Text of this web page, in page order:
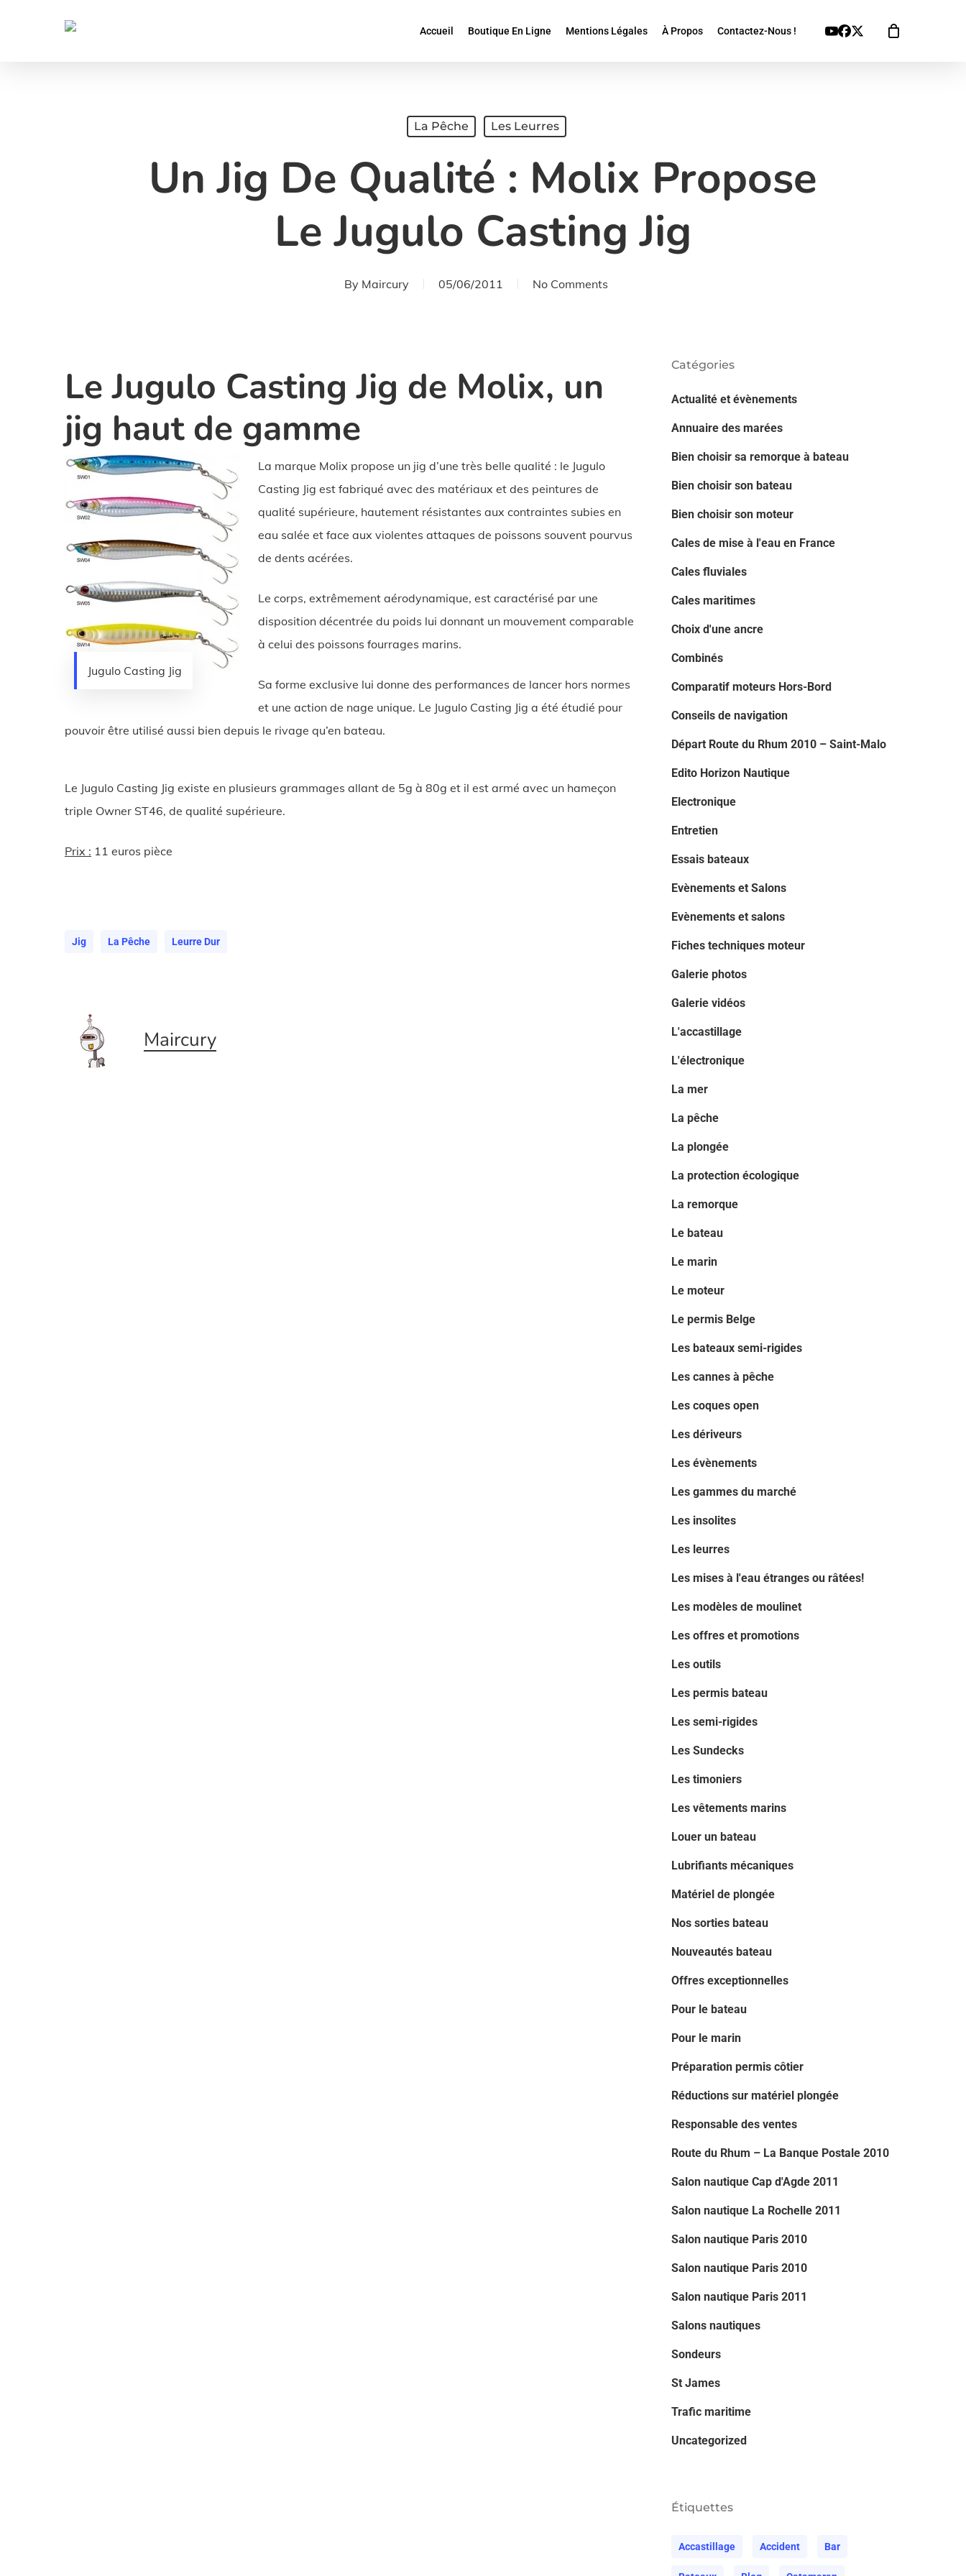
Accueil Boutique En Ligne Mentions Légales À Propos Contactez-Nous ! Youtube
Facebook
X
Twitter
La Pêche Les Leurres
Un Jig De Qualité : Molix Propose
Le Jugulo Casting Jig
By Maircury 05/06/2011 No Comments
Le Jugulo Casting Jig de Molix, un
jig haut de gamme
Jugulo Casting Jig
La marque Molix propose un jig d’une très belle qualité : le Jugulo
Casting Jig est fabriqué avec des matériaux et des peintures de
qualité supérieure, hautement résistantes aux contraintes subies en
eau salée et face aux violentes attaques de poissons souvent pourvus
de dents acérées.
Le corps, extrêmement aérodynamique, est caractérisé par une
disposition décentrée du poids lui donnant un mouvement comparable
à celui des poissons fourrages marins.
Sa forme exclusive lui donne des performances de lancer hors normes
et une action de nage unique. Le Jugulo Casting Jig a été étudié pour
pouvoir être utilisé aussi bien depuis le rivage qu’en bateau.
Le Jugulo Casting Jig existe en plusieurs grammages allant de 5g à 80g et il est armé avec un hameçon
triple Owner ST46, de qualité supérieure.
Prix : 11 euros pièce
Jig La Pêche Leurre Dur
Maircury
Catégories
Actualité et évènements
Annuaire des marées
Bien choisir sa remorque à bateau
Bien choisir son bateau
Bien choisir son moteur
Cales de mise à l'eau en France
Cales fluviales
Cales maritimes
Choix d'une ancre
Combinés
Comparatif moteurs Hors-Bord
Conseils de navigation
Départ Route du Rhum 2010 – Saint-Malo
Edito Horizon Nautique
Electronique
Entretien
Essais bateaux
Evènements et Salons
Evènements et salons
Fiches techniques moteur
Galerie photos
Galerie vidéos
L'accastillage
L'électronique
La mer
La pêche
La plongée
La protection écologique
La remorque
Le bateau
Le marin
Le moteur
Le permis Belge
Les bateaux semi-rigides
Les cannes à pêche
Les coques open
Les dériveurs
Les évènements
Les gammes du marché
Les insolites
Les leurres
Les mises à l'eau étranges ou râtées!
Les modèles de moulinet
Les offres et promotions
Les outils
Les permis bateau
Les semi-rigides
Les Sundecks
Les timoniers
Les vêtements marins
Louer un bateau
Lubrifiants mécaniques
Matériel de plongée
Nos sorties bateau
Nouveautés bateau
Offres exceptionnelles
Pour le bateau
Pour le marin
Préparation permis côtier
Réductions sur matériel plongée
Responsable des ventes
Route du Rhum – La Banque Postale 2010
Salon nautique Cap d'Agde 2011
Salon nautique La Rochelle 2011
Salon nautique Paris 2010
Salon nautique Paris 2010
Salon nautique Paris 2011
Salons nautiques
Sondeurs
St James
Trafic maritime
Uncategorized
Étiquettes
Accastillage Accident Bar